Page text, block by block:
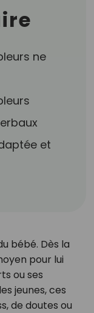
ne
et
bébé. Dès la
pour lui
ou ses
jeunes, ces
de doutes ou